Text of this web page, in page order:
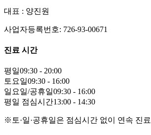
대표 : 양진원
사업자등록번호: 726-93-00671
진료 시간
평일09:30 - 20:00
토요일09:30 - 16:00
일요일/공휴일09:30 - 16:00
평일 점심시간13:00 - 14:30
※토·일·공휴일은 점심시간 없이 연속 진료